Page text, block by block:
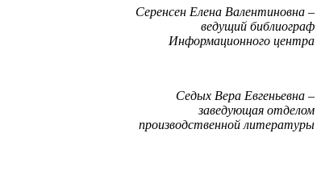
Серенсен Елена Валентиновна –
ведущий библиограф
Информационного центра
Седых Вера Евгеньевна –
заведующая отделом
производственной литературы